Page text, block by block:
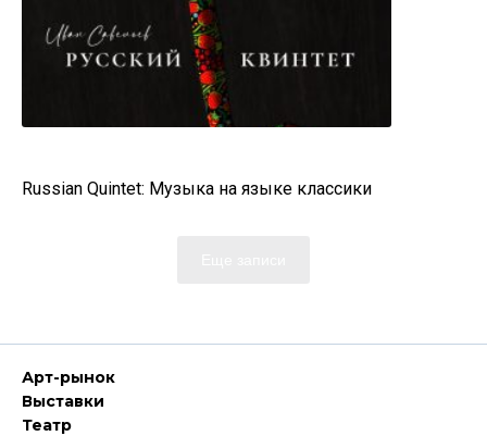
Russian Quintet: Музыка на языке классики
Арт-рынок
Выставки
Театр